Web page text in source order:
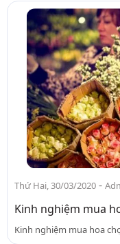
Thứ Hai, 30/03/2020 -
Kinh nghiệm mua
Kinh nghiệm mua hoa